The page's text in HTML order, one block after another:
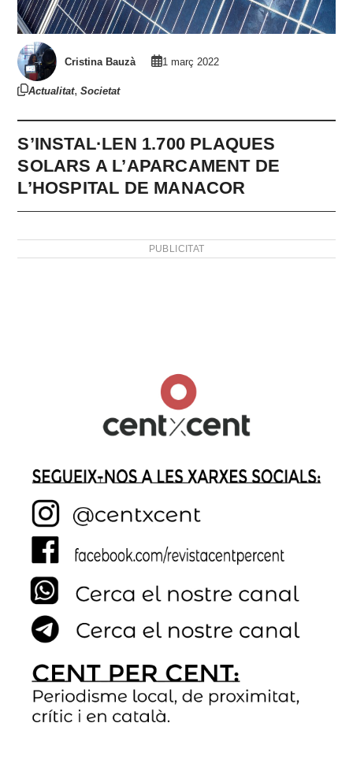
Cristina Bauzà 1 març 2022
Actualitat,Societat
S’INSTAL·LEN 1.700 PLAQUES
SOLARS A L’APARCAMENT DE
L’HOSPITAL DE MANACOR
PUBLICITAT